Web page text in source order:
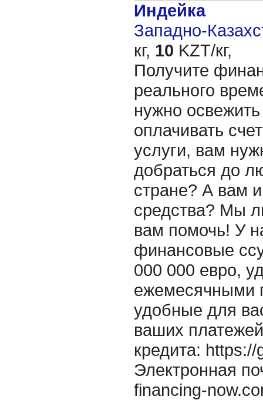
Индейка
Западно-
кг, 10 KZT/кг,
Получите
реального
нужно
оплачивать
услуги, вам
добраться до
стране? А вам
средства? Мы
вам помочь! У
финансовые
000 000 евро,
ежемесячными
удобные для
ваших
кредита:
Электронная
financing-